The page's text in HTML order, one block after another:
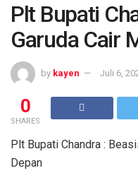
Plt Bupati
Garuda Cair
by kayen Juli 6,
0
SHARES
Plt Bupati Chandra :
Depan